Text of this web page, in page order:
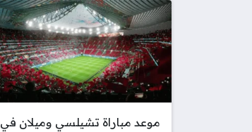
موعد مباراة تشيلسي وميلان في